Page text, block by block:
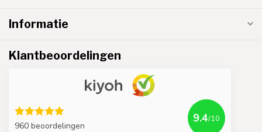
Informatie
Klantbeoordelingen
960 beoordelingen
9.4/10